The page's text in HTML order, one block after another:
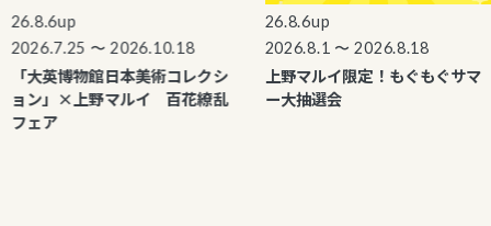
〜 2026.10.18
大英博物館日本美術コレクシ
ン」×上野マルイ 百花繚乱
ェア
26.8.6up
2026.8.1 〜 2026.8.18
上野マルイ限定！もぐもぐサマ
ー大抽選会